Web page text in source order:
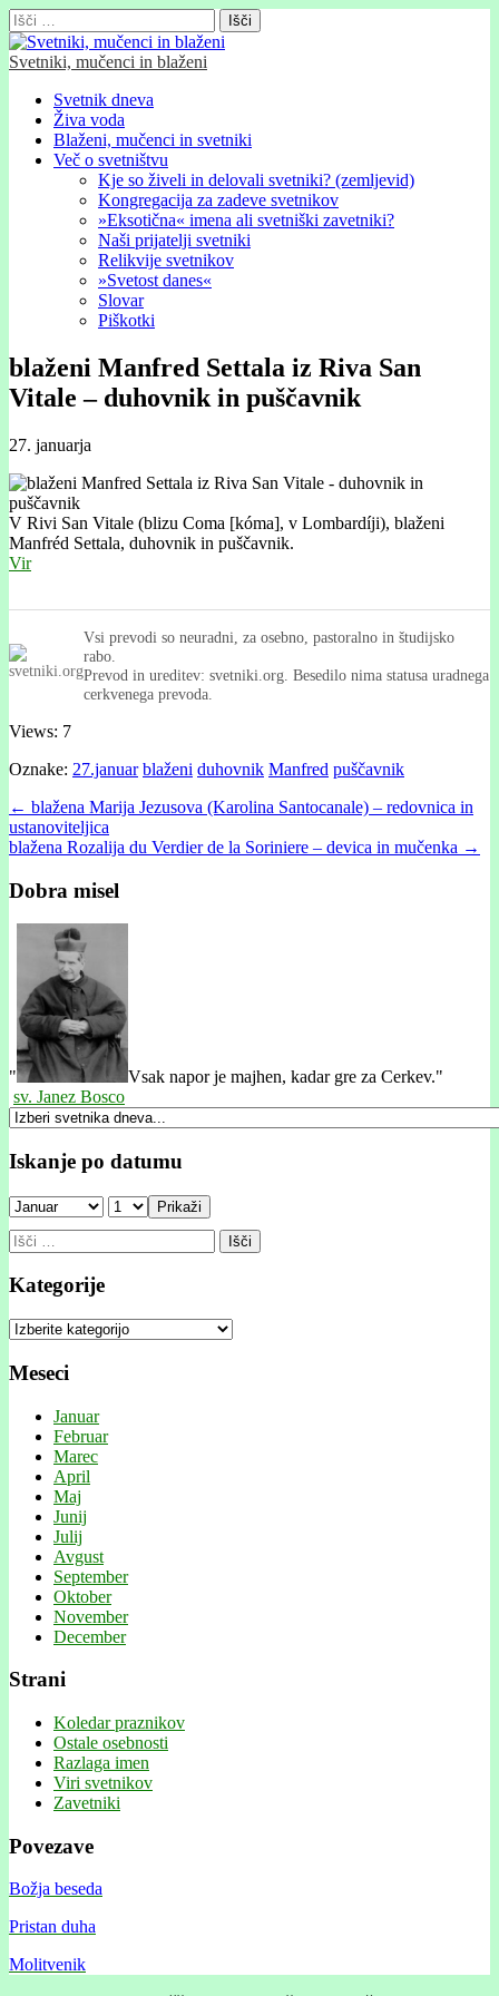
Išči:
Svetniki, mučenci in blaženi
Glavni
meni
Skip
content
Svetnik dneva
Živa voda
Blaženi, mučenci in svetniki
Več o svetništvu
Kje so živeli in delovali svetniki? (zemljevid)
Kongregacija za zadeve svetnikov
»Eksotična« imena ali svetniški zavetniki?
Naši prijatelji svetniki
Relikvije svetnikov
»Svetost danes«
Slovar
Piškotki
blaženi Manfred Settala iz Riva San
Vitale – duhovnik in puščavnik
27. januarja
V Rivi San Vitale (blizu Coma [kóma], v Lombardíji), blaženi
Manfréd Settala, duhovnik in puščavnik.
Vir
Vsi prevodi so neuradni, za osebno, pastoralno in študijsko
rabo.
Prevod in ureditev: svetniki.org. Besedilo nima statusa uradnega
cerkvenega prevoda.
Views: 7
Oznake: 27.januar blaženi duhovnik Manfred puščavnik
Post
navigation
← blažena Marija Jezusova (Karolina Santocanale) – redovnica in
ustanoviteljica
blažena Rozalija du Verdier de la Soriniere – devica in mučenka →
Dobra misel
"
Vsak napor je majhen, kadar gre za Cerkev."
sv. Janez Bosco
Iskanje po datumu
Prikaži
Išči:
Kategorije
Kategorije
Meseci
Januar
Februar
Marec
April
Maj
Junij
Julij
Avgust
September
Oktober
November
December
Strani
Koledar praznikov
Ostale osebnosti
Razlaga imen
Viri svetnikov
Zavetniki
Povezave
Božja beseda
Pristan duha
Molitvenik